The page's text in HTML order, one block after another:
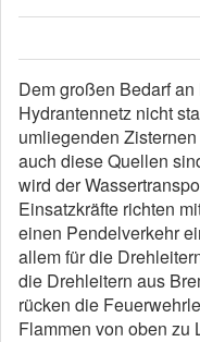
Dem großen Bedarf
Hydrantennetz nicht
umliegenden
auch diese Quellen
wird der
Einsatzkräfte richten
einen Pendelverkehr
allem für die
die Drehleitern aus
rücken die
Flammen von oben zu